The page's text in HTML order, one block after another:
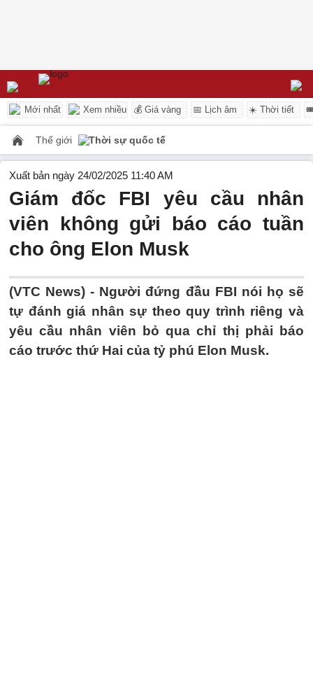
Mới nhất Xem nhiều 💰 Giá vàng 📅 Lịch âm ☀️ Thời tiết
Thế giới Thời sự quốc tế
Xuất bản ngày 24/02/2025 11:40 AM
Giám đốc FBI yêu cầu nhân
viên không gửi báo cáo tuần
cho ông Elon Musk
(VTC News) - Người đứng đầu FBI nói họ sẽ
tự đánh giá nhân sự theo quy trình riêng và
yêu cầu nhân viên bỏ qua chỉ thị phải báo
cáo trước thứ Hai của tỷ phú Elon Musk.